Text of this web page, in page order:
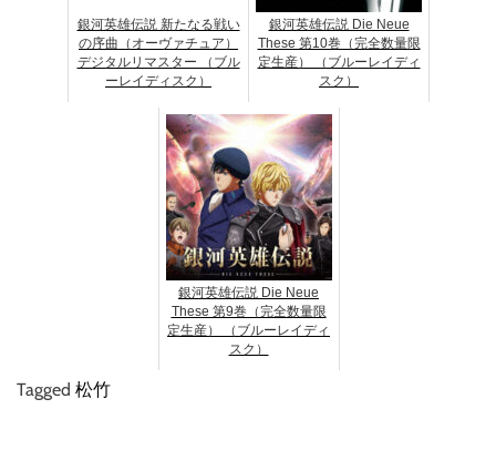
銀河英雄伝説 新たなる戦い
の序曲（オーヴァチュア）
デジタルリマスター （ブル
ーレイディスク）
銀河英雄伝説 Die Neue
These 第10巻（完全数量限
定生産） （ブルーレイディ
スク）
銀河英雄伝説 Die Neue
These 第9巻（完全数量限
定生産） （ブルーレイディ
スク）
Tagged 松竹